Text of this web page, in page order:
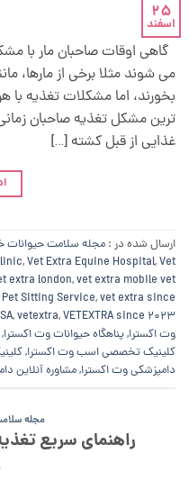
25
اسفند
گاهی اوقات صاحبان مار با
می شوند مثلا برخی از مارها،
بخورند، اما مشکلات تغذیه
ترین مشکل تغذیه صاحبان
غذایی از قبل کشته […]
ارسال شده در : مجله سلامت
,Vet Extra Equine Hospital,Vet
extra london,vet extra mobile vet
Sitting Service,vet extra since
,vetextra,VETEXTRA since 2023
وت اکسترا,پناهگاه حیوانات وت اکسترا,
کلینیک تخصصی اسب وت اکسترا,
دامپزشکی وت اکسترا,مشاوره آنلاین
مجله
راهنمای سریع